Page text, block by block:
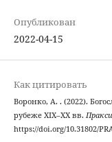
Опубликован
2022-04-15
Как цитировать
Воронко, А. . (2022).
рубеже XIX–XX вв.
https://doi.org/10.31802/